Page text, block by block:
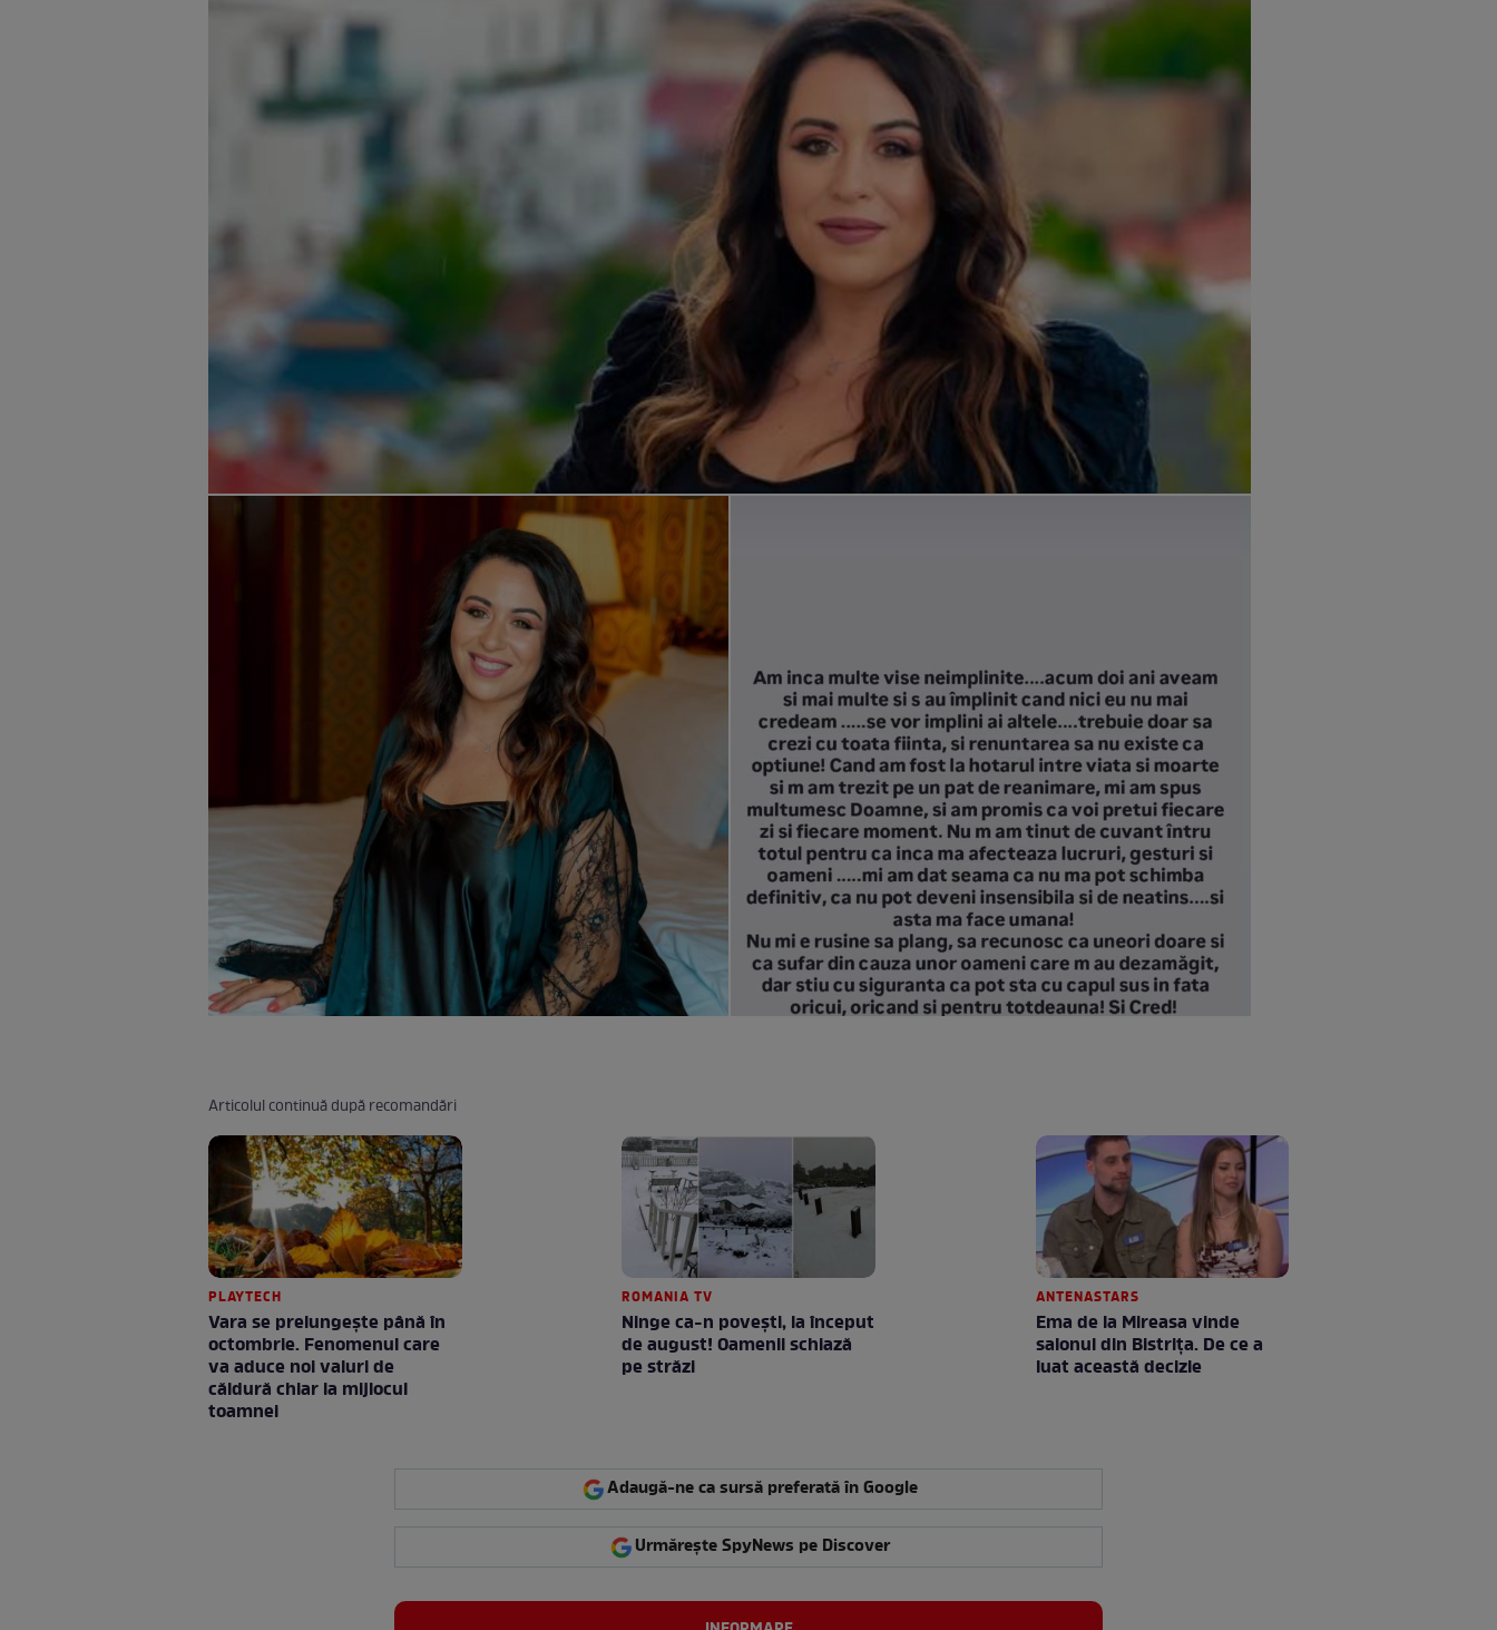
Articolul continuă după recomandări
PLAYTECH
Vara se prelungeşte până în
octombrie. Fenomenul care
va aduce noi valuri de
căldură chiar la mijlocul
toamnei
ROMANIA TV
Ninge ca-n povești, la început
de august! Oamenii schiază
pe străzi
ANTENASTARS
Ema de la Mireasa vinde
salonul din Bistrița. De ce a
luat această decizie
Adaugă-ne ca sursă preferată în Google
Urmărește SpyNews pe Discover